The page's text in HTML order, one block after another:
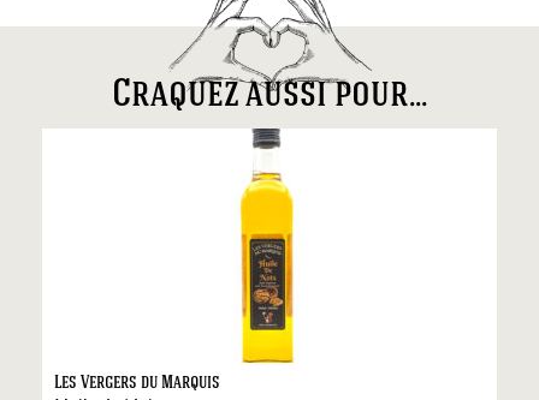
Craquez aussi pour...
Les Vergers du Marquis